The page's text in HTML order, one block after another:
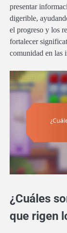
presentar
digerible,
el progreso y los
fortalecer
comunidad en las
¿Cuáles
que rigen